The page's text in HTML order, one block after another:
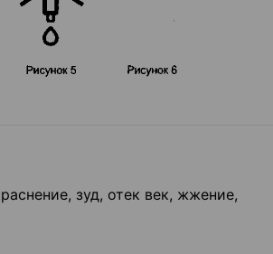
зуд, отек век, жжение,